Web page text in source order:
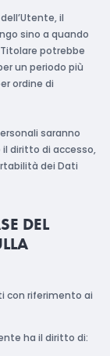
il
sino a quando
potrebbe
un periodo più
ordine di
saranno
diritto di accesso,
dei Dati
DEL
con riferimento ai
ha il diritto di: